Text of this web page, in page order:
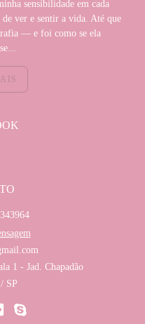
sensibilidade em cada
ver e sentir a vida. Até que
— e foi como se ela
1 - Jad. Chapadão
SP